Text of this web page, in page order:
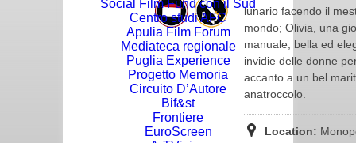
Social Film Fund con il Sud
Centro studi AFC
Apulia Film Forum
Mediateca regionale
Puglia Experience
Progetto Memoria
Circuito D’Autore
Bif&st
Frontiere
EuroScreen
lunario facendo il
mondo; Olivia, una
manuale, bella ed
invidie delle donne
accanto a un bel
anatroccolo.
Location: